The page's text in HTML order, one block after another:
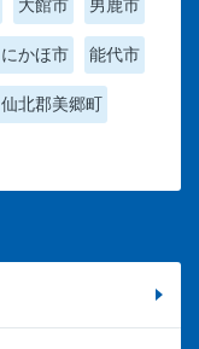
大館市 男鹿市
にかほ市 能代市
仙北郡美郷町